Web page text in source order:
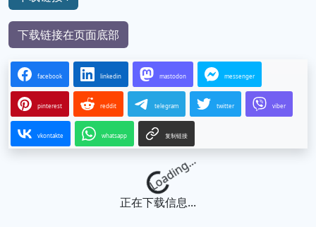
下载链接在页面底部
facebook linkedin mastodon messenger
pinterest reddit telegram twitter viber
vkontakte whatsapp 复制链接
Loading...
正在下载信息...